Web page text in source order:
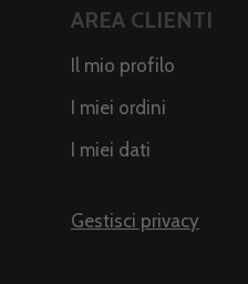
AREA CLIENTI
Il mio profilo
I miei ordini
I miei dati
Gestisci privacy